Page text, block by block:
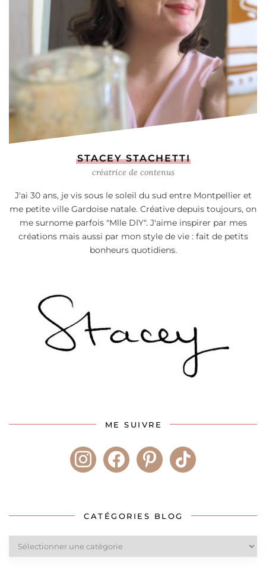
STACEY STACHETTI
créatrice de contenus
J'ai 30 ans, je vis sous le soleil du sud entre Montpellier et
me petite ville Gardoise natale. Créative depuis toujours, on
me surnome parfois "Mlle DIY". J'aime inspirer par mes
créations mais aussi par mon style de vie : fait de petits
bonheurs quotidiens.
ME SUIVRE
instagramfacebookpinteresttiktok
CATÉGORIES BLOG
Catégories
blog